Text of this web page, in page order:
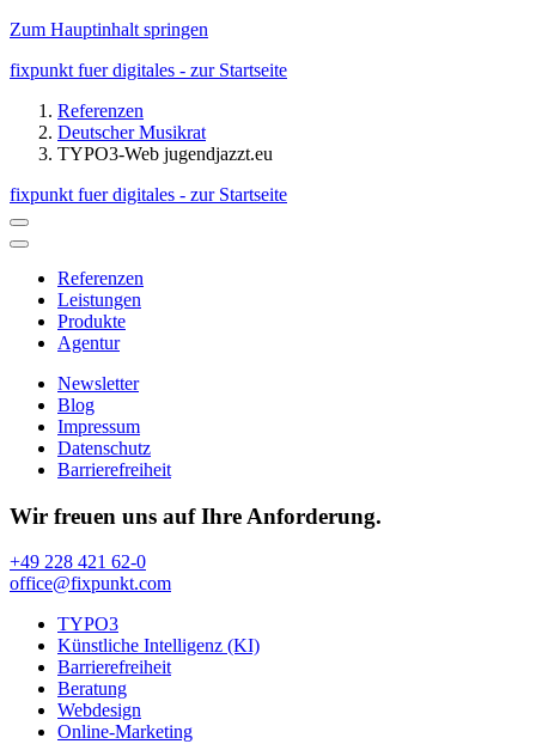
Zum Hauptinhalt springen
fixpunkt fuer digitales - zur Startseite
Referenzen
Deutscher Musikrat
TYPO3-Web jugendjazzt.eu
fixpunkt fuer digitales - zur Startseite
Referenzen
Leistungen
Produkte
Agentur
Newsletter
Blog
Impressum
Datenschutz
Barrierefreiheit
Wir freuen uns auf Ihre Anforderung.
+49 228 421 62-0
office@fixpunkt.com
TYPO3
Künstliche Intelligenz (KI)
Barrierefreiheit
Beratung
Webdesign
Online-Marketing